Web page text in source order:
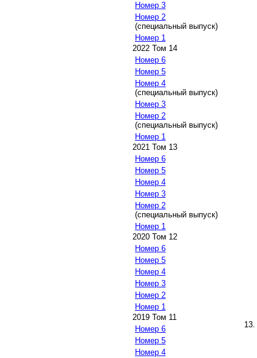
Номер 3
Номер 2
(специальный выпуск)
Номер 1
2022 Том 14
Номер 6
Номер 5
Номер 4
(специальный выпуск)
Номер 3
Номер 2
(специальный выпуск)
Номер 1
2021 Том 13
Номер 6
Номер 5
Номер 4
Номер 3
Номер 2
(специальный выпуск)
Номер 1
2020 Том 12
Номер 6
Номер 5
Номер 4
Номер 3
Номер 2
Номер 1
2019 Том 11
Номер 6
Номер 5
Номер 4